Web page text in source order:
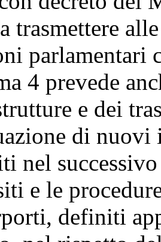
trasmettere
parlamentari
4 prevede
e dei
di nuovi
nel
le procedure
definiti